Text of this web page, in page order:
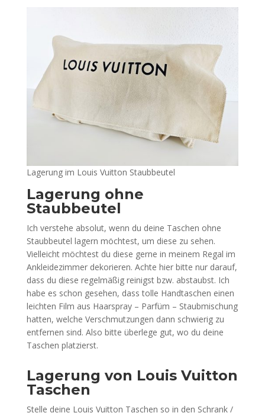
Lagerung im Louis Vuitton Staubbeutel
Lagerung ohne
Staubbeutel
Ich verstehe absolut, wenn du deine Taschen ohne
Staubbeutel lagern möchtest, um diese zu sehen.
Vielleicht möchtest du diese gerne in meinem Regal im
Ankleidezimmer dekorieren. Achte hier bitte nur darauf,
dass du diese regelmäßig reinigst bzw. abstaubst. Ich
habe es schon gesehen, dass tolle Handtaschen einen
leichten Film aus Haarspray – Parfüm – Staubmischung
hatten, welche Verschmutzungen dann schwierig zu
entfernen sind. Also bitte überlege gut, wo du deine
Taschen platzierst.
Lagerung von Louis Vuitton
Taschen
Stelle deine Louis Vuitton Taschen so in den Schrank /